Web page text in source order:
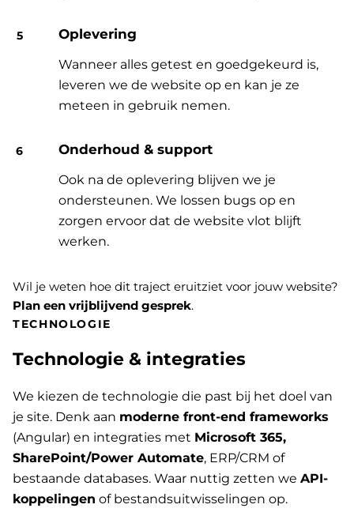
Oplevering
Wanneer alles getest en goedgekeurd is,
leveren we de website op en kan je ze
meteen in gebruik nemen.
Onderhoud & support
Ook na de oplevering blijven we je
ondersteunen. We lossen bugs op en
zorgen ervoor dat de website vlot blijft
werken.
Wil je weten hoe dit traject eruitziet voor jouw website?
Plan een vrijblijvend gesprek.
TECHNOLOGIE
Technologie & integraties
We kiezen de technologie die past bij het doel van
je site. Denk aan moderne front-end frameworks
(Angular) en integraties met Microsoft 365,
SharePoint/Power Automate, ERP/CRM of
bestaande databases. Waar nuttig zetten we API-
koppelingen of bestandsuitwisselingen op.